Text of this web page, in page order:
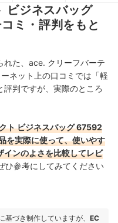
ビジネスバッグ
ミ・評判をもと
れた、ace. クリーフバーテ
ネット上の口コミでは「軽
判ですが、実際のところ
ト ビジネスバッグ 67592
を実際に使って、使いやす
インのよさを比較してレビ
ひ参考にしてみてください
づき制作していますが、 EC